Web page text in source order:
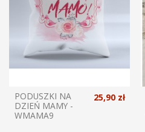
PODUSZKI NA
DZIEŃ MAMY -
WMAMA9
25,90 zł